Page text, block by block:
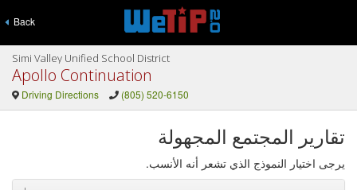
Back
Simi Valley Unified School District
Apollo Continuation
Driving Directions (805) 520-6150
تقارير المجتمع المجهولة
يرجى اختيار النموذج الذي تشعر أنه الأنسب.